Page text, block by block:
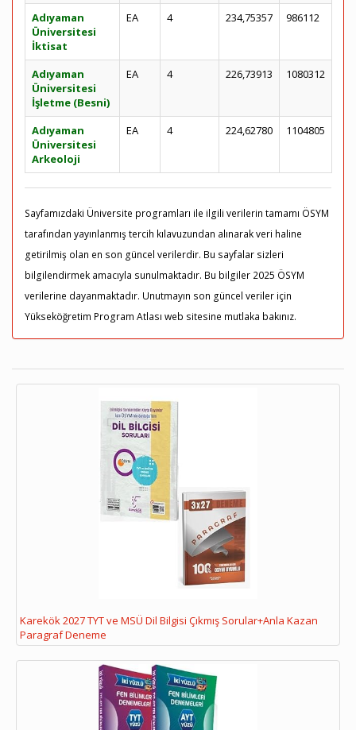
Adıyaman
Üniversitesi
İktisat
EA 4 234,75357 986112
Adıyaman
Üniversitesi
İşletme (Besni)
EA 4 226,73913 1080312
Adıyaman
Üniversitesi
Arkeoloji
EA 4 224,62780 1104805
Sayfamızdaki Üniversite programları ile ilgili verilerin tamamı ÖSYM
tarafından yayınlanmış tercih kılavuzundan alınarak veri haline
getirilmiş olan en son güncel verilerdir. Bu sayfalar sizleri
bilgilendirmek amacıyla sunulmaktadır. Bu bilgiler 2025 ÖSYM
verilerine dayanmaktadır. Unutmayın son güncel veriler için
Yükseköğretim Program Atlası web sitesine mutlaka bakınız.
Karekök 2027 TYT ve MSÜ Dil Bilgisi Çıkmış Sorular+Anla Kazan
Paragraf Deneme